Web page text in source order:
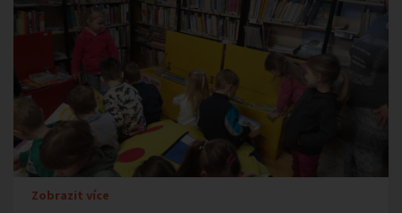
Zobrazit více